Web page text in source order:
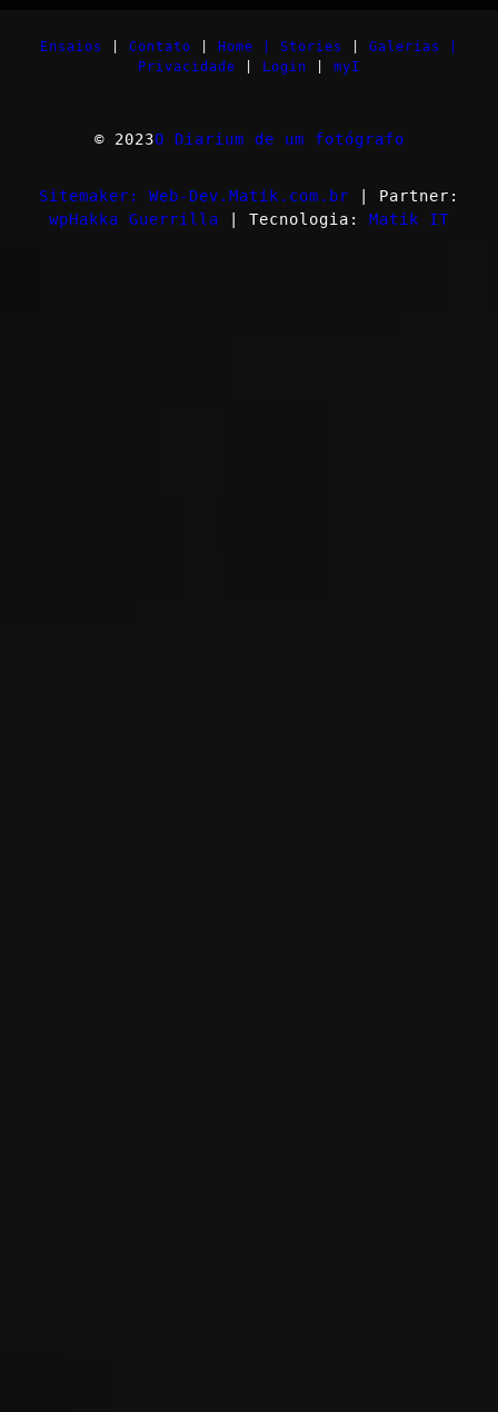
Ensaios Contato Home | Stories
Galerias |
Privacidade
Login myI
© 2023O Diarium de um fotógrafo
Sitemaker: Web-Dev.Matik.com.br | Partner:
wpHakka Guerrilla | Tecnologia: Matik IT